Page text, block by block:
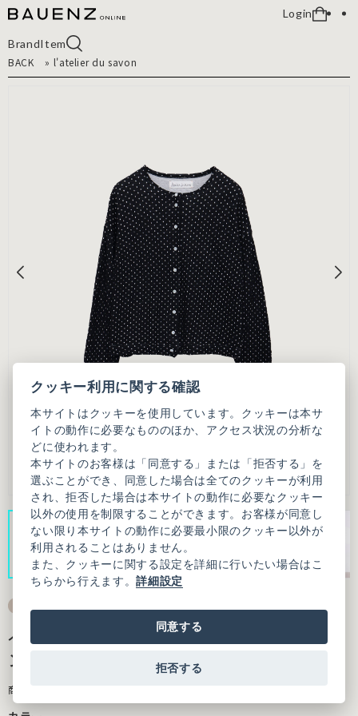
Login
BrandItem
BACK
» l'atelier du savon
ふくふくしたドット カットソーカーディガ
ン
商品番号：7301CT006261F20
クッキー利用に関する確認
本サイトはクッキーを使用しています。クッキーは本サ
イトの動作に必要なもののほか、アクセス状況の分析な
どに使われます。
本サイトのお客様は「同意する」または「拒否する」を
選ぶことができ、同意した場合は全てのクッキーが利用
され、拒否した場合は本サイトの動作に必要なクッキー
以外の使用を制限することができます。お客様が同意し
ない限り本サイトの動作に必要最小限のクッキー以外が
利用されることはありません。
また、クッキーに関する設定を詳細に行いたい場合はこ
ちらから行えます。詳細設定
同意する
拒否する